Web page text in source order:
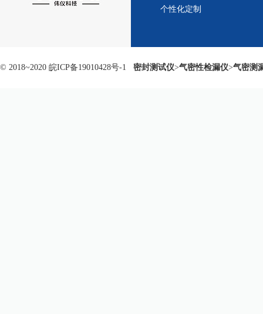
个性化定制
© 2018~2020 皖ICP备19010428号-1 密封测试仪>气密性检漏仪>气密测